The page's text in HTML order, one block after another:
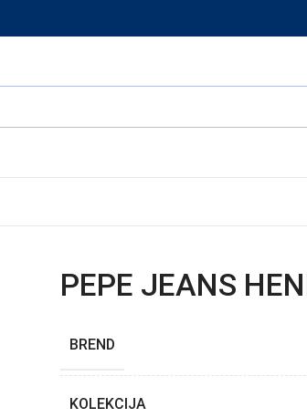
PEPE JEANS
BREND
KOLEKCIJA